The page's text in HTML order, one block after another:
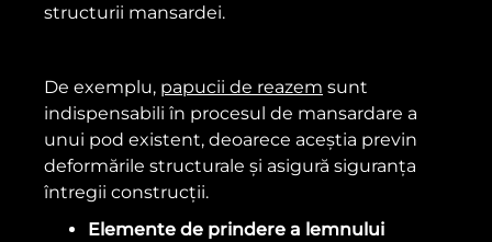
structurii mansardei.
De exemplu, papucii de reazem sunt
indispensabili în procesul de mansardare a
unui pod existent, deoarece aceștia previn
deformările structurale și asigură siguranța
întregii construcții.
Elemente de prindere a lemnului